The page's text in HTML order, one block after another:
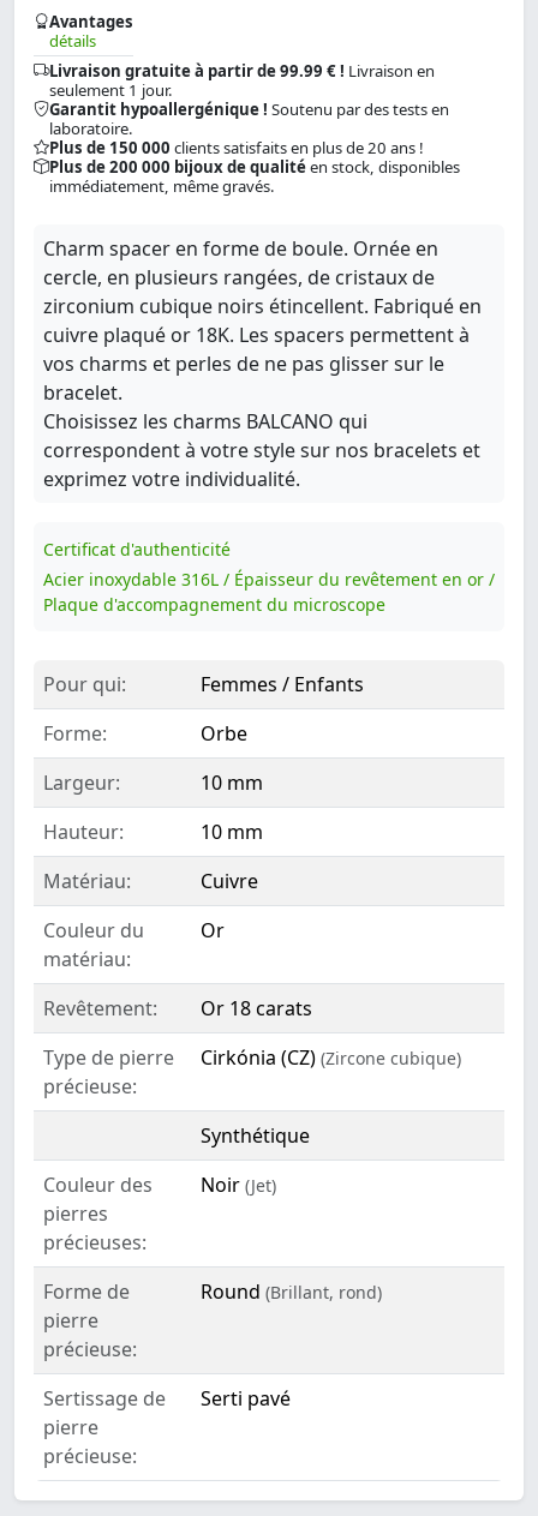
Avantages
détails
Livraison gratuite à partir de 99.99 € ! Livraison en
seulement 1 jour.
Garantit hypoallergénique ! Soutenu par des tests en
laboratoire.
Plus de 150 000 clients satisfaits en plus de 20 ans !
Plus de 200 000 bijoux de qualitéen stock, disponibles
immédiatement, même gravés.
Charm spacer en forme de boule. Ornée en
cercle, en plusieurs rangées, de cristaux de
zirconium cubique noirs étincellent. Fabriqué en
cuivre plaqué or 18K. Les spacers permettent à
vos charms et perles de ne pas glisser sur le
bracelet.
Choisissez les charms BALCANO qui
correspondent à votre style sur nos bracelets et
exprimez votre individualité.
Certificat d'authenticité
Acier inoxydable 316L / Épaisseur du revêtement en or /
Plaque d'accompagnement du microscope
Pour qui:
Femmes / Enfants
Forme:
Orbe
Largeur:
10 mm
Hauteur:
10 mm
Matériau:
Cuivre
Couleur du
matériau:
Or
Revêtement:
Or 18 carats
Type de pierre
précieuse:
Cirkónia (CZ) (Zircone cubique)
Synthétique
Couleur des
pierres
précieuses:
Noir (Jet)
Forme de
pierre
précieuse:
Round (Brillant, rond)
Sertissage de
pierre
précieuse:
Serti pavé